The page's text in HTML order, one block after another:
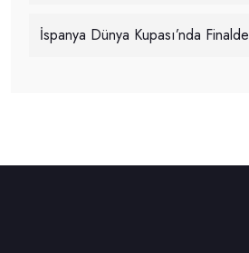
İspanya Dünya Kupası’nda Finalde